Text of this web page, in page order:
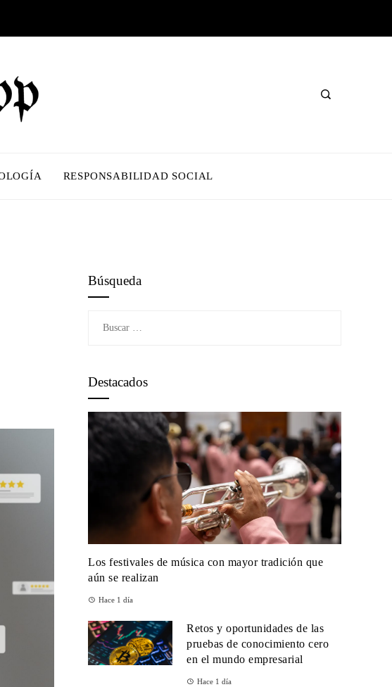
RESPONSABILIDAD SOCIAL
Búsqueda
Destacados
Los festivales de música con mayor tradición que
aún se realizan
Hace 1 día
Retos y oportunidades de las
pruebas de conocimiento cero
en el mundo empresarial
Hace 1 día